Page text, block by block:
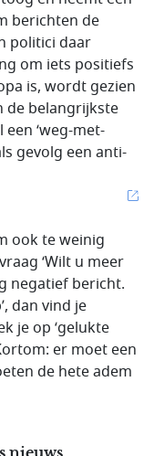
berichten de
politici daar
om iets positiefs
is, wordt gezien
de belangrijkste
‘weg-met-
gevolg een anti-
ook te weinig
‘Wilt u meer
negatief bericht.
dan vind je
je op ‘gelukte
er moet een
de hete adem
nieuws